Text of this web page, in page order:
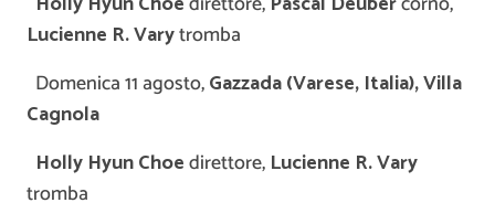
Lucienne R. Varytromba
Domenica 11 agosto,Gazzada (Varese, Italia), Villa
Cagnola
Holly Hyun Choedirettore, Lucienne R. Vary
tromba